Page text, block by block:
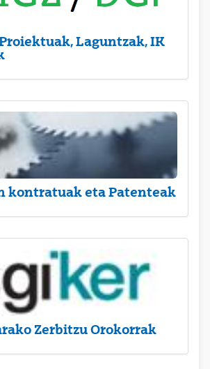
Laguntzak, IK
kontratuak eta Patenteak
Zerbitzu Orokorrak